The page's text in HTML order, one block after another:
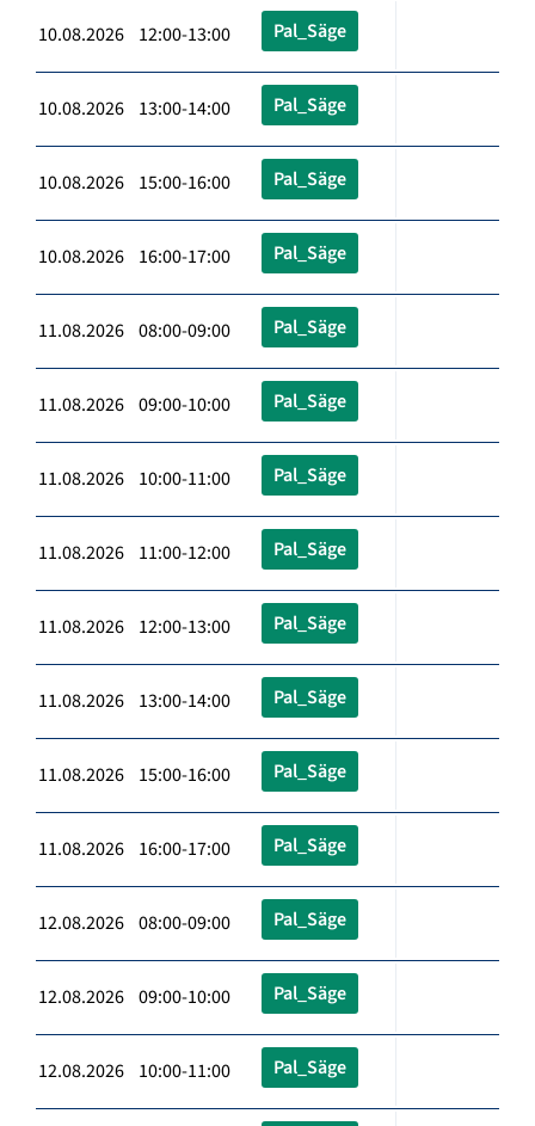
10.08.2026 12:00-13:00 Pal_Säge
10.08.2026 13:00-14:00 Pal_Säge
10.08.2026 15:00-16:00 Pal_Säge
10.08.2026 16:00-17:00 Pal_Säge
11.08.2026 08:00-09:00 Pal_Säge
11.08.2026 09:00-10:00 Pal_Säge
11.08.2026 10:00-11:00 Pal_Säge
11.08.2026 11:00-12:00 Pal_Säge
11.08.2026 12:00-13:00 Pal_Säge
11.08.2026 13:00-14:00 Pal_Säge
11.08.2026 15:00-16:00 Pal_Säge
11.08.2026 16:00-17:00 Pal_Säge
12.08.2026 08:00-09:00 Pal_Säge
12.08.2026 09:00-10:00 Pal_Säge
12.08.2026 10:00-11:00 Pal_Säge